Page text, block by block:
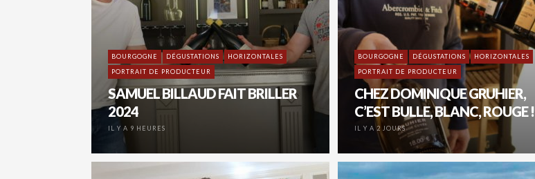
BOURGOGNE DÉGUSTATIONS
HORIZONTALES
PORTRAIT DE PRODUCTEUR
SAMUEL BILLAUD FAIT BRILLER
2024
IL Y A 9 HEURES
BOURGOGNE DÉGUSTATIONS
HORIZONTALES
PORTRAIT DE PRODUCTEUR
CHEZ DOMINIQUE GRUHIER,
C’EST BULLE, BLANC, ROUGE !
IL Y A 2 JOURS